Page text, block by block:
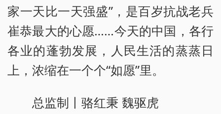
家一天比一天强盛”，是百岁抗战老兵
崔恭最大的心愿……今天的中国，各行
各业的蓬勃发展，人民生活的蒸蒸日
上，浓缩在一个个“如愿”里。
总监制丨骆红秉 魏驱虎